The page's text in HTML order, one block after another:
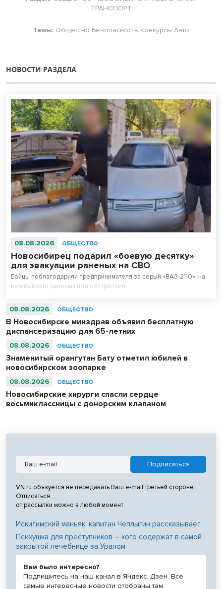
ТРАНСПОРТ
Темы: Общество Безопасность Конкурсы Авто
НОВОСТИ РАЗДЕЛА
08.08.2026 ОБЩЕСТВО
Новосибирец подарил «боевую десятку»
для эвакуации раненых на СВО
Бойцы поблагодарили предпринимателя за серый «ВАЗ-2110», на
нем вывозят раненых под обстрелами.
08.08.2026 ОБЩЕСТВО
В Новосибирске минздрав объявил бесплатную
диспансеризацию для 65-летних
08.08.2026 ОБЩЕСТВО
Знаменитый орангутан Бату отметил юбилей в
новосибирском зоопарке
08.08.2026 ОБЩЕСТВО
Новосибирские хирурги спасли сердце
восьмиклассницы с донорским клапаном
VN.ru обязуется не передавать Ваш e-mail третьей стороне.
Отписаться
от рассылки можно в любой момент
Искитимский маньяк: капитан Чеплыгин рассказывает
Психушка для преступников – кого содержат в самой
закрытой лечебнице за Уралом
Вам было интересно?
Подпишитесь на наш канал в Яндекс. Дзен. Все
самые интересные новости отобраны там.